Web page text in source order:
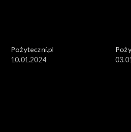
Pożyteczni.pl
10.01.2024